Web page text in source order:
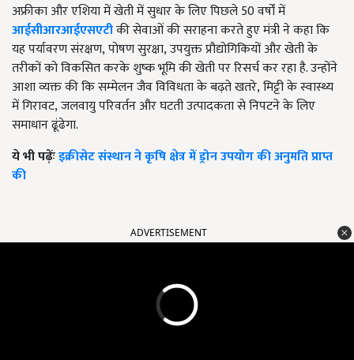
अफ्रीका और एशिया में खेती में सुधार के लिए पिछले 50 वर्षों में
आईसीआरआईएसएटीकी सेवाओं की सराहना करते हुए मंत्री ने कहा कि
यह पर्यावरण संरक्षण,पोषण सुरक्षा,उपयुक्त प्रौद्योगिकियों और खेती के
तरीकों को विकसित करके शुष्क भूमि की खेती पर रिसर्च कर रहा है. उन्होंने
आशा व्यक्त की कि सम्मेलन जैव विविधता के बढ़ते खतरे,मिट्टी के स्वास्थ्य
में गिरावट,जलवायु परिवर्तन और घटती उत्पादकता से निपटने के लिए
समाधान ढूंढेगा.
ये भी पढ़ेंःइक्रीसेट संस्थान ने कृषि क्षेत्र में ड्रोन उपयोग की अनुमति प्राप्त
की
ADVERTISEMENT